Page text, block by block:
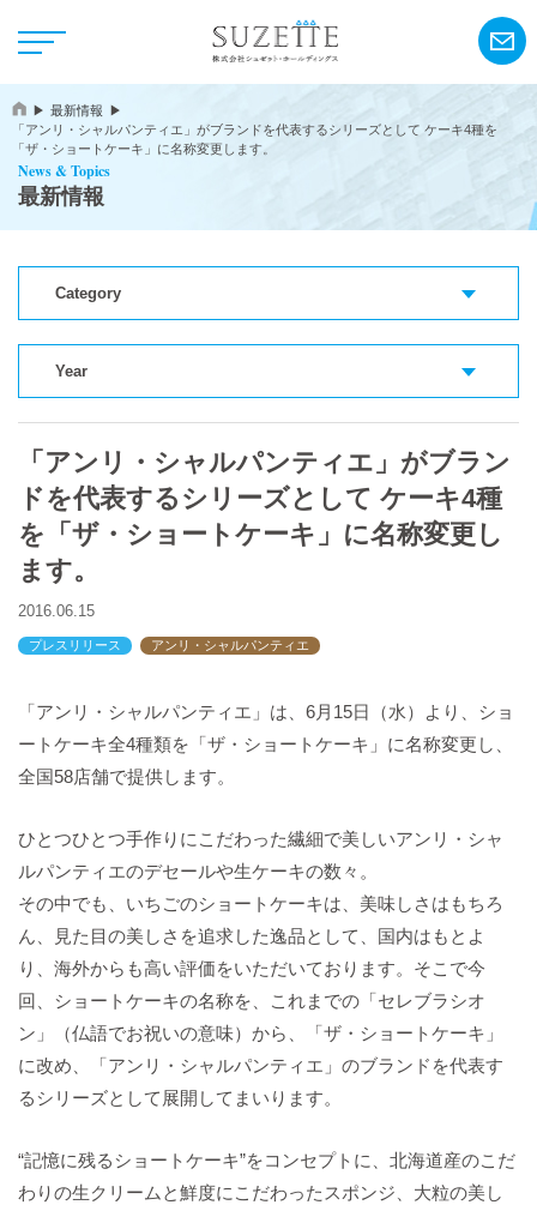
NEWS
シーキューブ
カサネオ
バックハウスイリエ
サイトマップ
最新情報
「アンリ・シャルパンティエ」がブランドを代表するシリーズとして ケーキ4種を
「ザ・ショートケーキ」に名称変更します。
News & Topics
最新情報
Category
Year
「アンリ・シャルパンティエ」がブラン
ドを代表するシリーズとして ケーキ4種
を「ザ・ショートケーキ」に名称変更し
ます。
2016.06.15
プレスリリース アンリ・シャルパンティエ
「アンリ・シャルパンティエ」は、6月15日（水）より、ショ
ートケーキ全4種類を「ザ・ショートケーキ」に名称変更し、
全国58店舗で提供します。
ひとつひとつ手作りにこだわった繊細で美しいアンリ・シャ
ルパンティエのデセールや生ケーキの数々。
その中でも、いちごのショートケーキは、美味しさはもちろ
ん、見た目の美しさを追求した逸品として、国内はもとよ
り、海外からも高い評価をいただいております。そこで今
回、ショートケーキの名称を、これまでの「セレブラシオ
ン」（仏語でお祝いの意味）から、「ザ・ショートケーキ」
に改め、「アンリ・シャルパンティエ」のブランドを代表す
るシリーズとして展開してまいります。
“記憶に残るショートケーキ”をコンセプトに、北海道産のこだ
わりの生クリームと鮮度にこだわったスポンジ、大粒の美し